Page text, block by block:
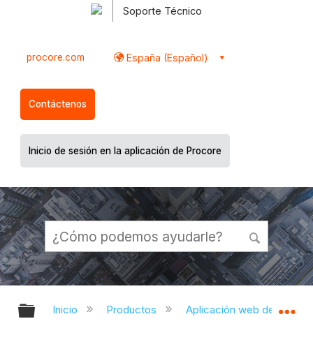
Soporte Técnico
procore.com España (Español)
Contáctenos
Inicio de sesión en la aplicación de Procore
Expandir/contraer jerarquía global
Inicio Productos Aplicación web de